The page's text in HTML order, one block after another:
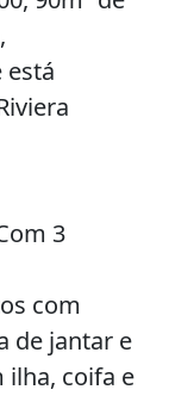
está
3
com
de jantar e
ilha, coifa e